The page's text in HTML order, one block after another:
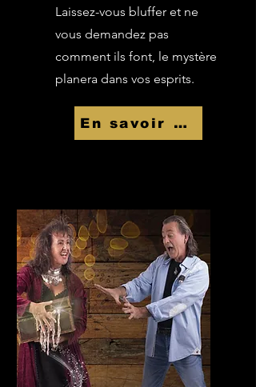
Laissez-vous bluffer et ne
vous demandez pas
comment ils font, le mystère
planera dans vos esprits.
En savoir Plus